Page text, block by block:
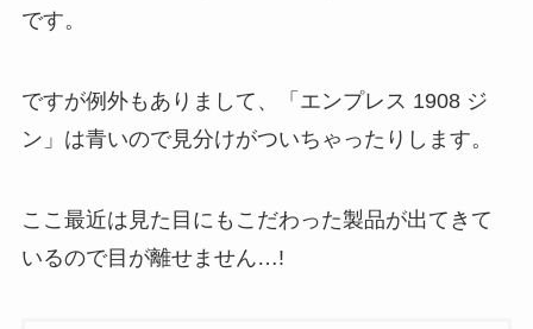
です。
ですが例外もありまして、「エンプレス 1908 ジ
ン」は青いので見分けがついちゃったりします。
ここ最近は見た目にもこだわった製品が出てきて
いるので目が離せません…!